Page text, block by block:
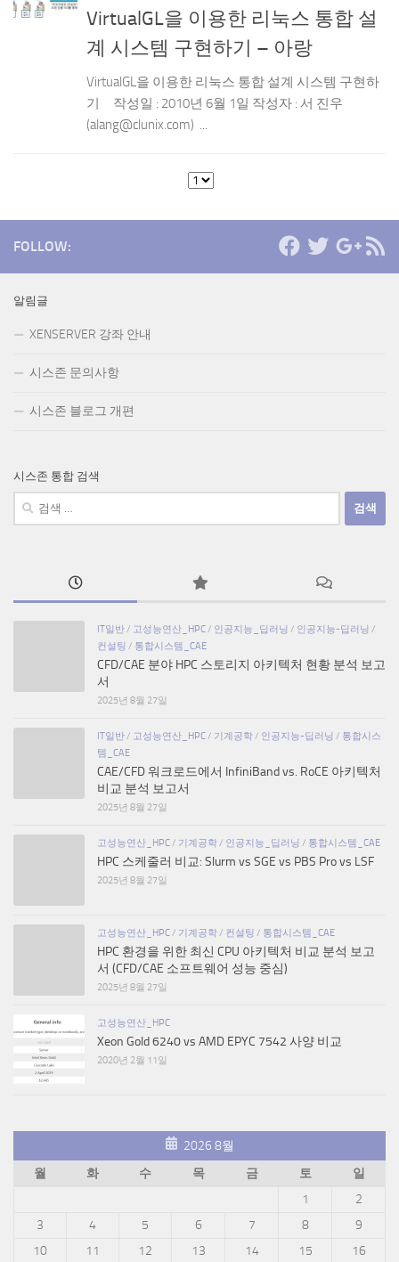
VirtualGL을 이용한 리눅스 통합 설
계 시스템 구현하기 – 아랑
VirtualGL을 이용한 리눅스 통합 설계 시스템 구현하
기 작성일 : 2010년 6월 1일 작성자 : 서 진우
(alang@clunix.com) ...
FOLLOW:
알림글
XENSERVER 강좌 안내
시스존 문의사항
시스존 블로그 개편
시스존 통합 검색
검
IT일반 / 고성능연산_HPC / 인공지능_딥러닝 / 인공지능-딥러닝 /
컨설팅 / 통합시스템_CAE
CFD/CAE 분야 HPC 스토리지 아키텍처 현황 분석 보고
서
2025년 8월 27일
IT일반 / 고성능연산_HPC / 기계공학 / 인공지능-딥러닝 / 통합시스
템_CAE
CAE/CFD 워크로드에서 InfiniBand vs. RoCE 아키텍처
비교 분석 보고서
2025년 8월 27일
고성능연산_HPC / 기계공학 / 인공지능_딥러닝 / 통합시스템_CAE
HPC 스케줄러 비교: Slurm vs SGE vs PBS Pro vs LSF
2025년 8월 27일
고성능연산_HPC / 기계공학 / 컨설팅 / 통합시스템_CAE
HPC 환경을 위한 최신 CPU 아키텍처 비교 분석 보고
서 (CFD/CAE 소프트웨어 성능 중심)
2025년 8월 27일
고성능연산_HPC
Xeon Gold 6240 vs AMD EPYC 7542 사양 비교
2020년 2월 11일
2026 8월
월
화 수 목 금 토
일
1
2
3
4 5 6 7 8
9
10
11 12 13 14 15 16